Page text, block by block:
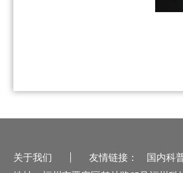
关于我们 友情链接： 国内科